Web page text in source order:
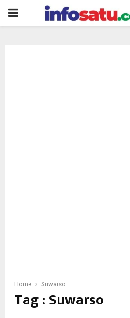
PRIMARY
Home Suwarso
Tag : Suwarso